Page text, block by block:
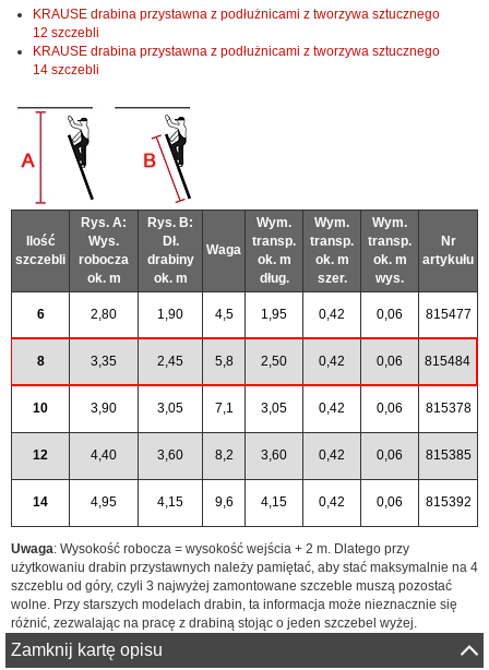
KRAUSE drabina przystawna z podłużnicami z tworzywa sztucznego
12 szczebli
KRAUSE drabina przystawna z podłużnicami z tworzywa sztucznego
14 szczebli
Ilość
szczebli
Rys. A:
Wys.
robocza
ok. m
Rys. B:
Dł.
drabiny
ok. m
Waga
Wym.
transp.
ok. m
dług.
Wym.
transp.
ok. m
szer.
Wym.
transp.
ok. m
wys.
Nr
artykułu
6 2,80 1,90 4,5 1,95 0,42 0,06 815477
8 3,35 2,45 5,8 2,50 0,42 0,06 815484
10 3,90 3,05 7,1 3,05 0,42 0,06 815378
12 4,40 3,60 8,2 3,60 0,42 0,06 815385
14 4,95 4,15 9,6 4,15 0,42 0,06 815392
Uwaga: Wysokość robocza = wysokość wejścia + 2 m. Dlatego przy
użytkowaniu drabin przystawnych należy pamiętać, aby stać maksymalnie na 4
szczeblu od góry, czyli 3 najwyżej zamontowane szczeble muszą pozostać
wolne. Przy starszych modelach drabin, ta informacja może nieznacznie się
różnić, zezwalając na pracę z drabiną stojąc o jeden szczebel wyżej.
Zamknij kartę opisu